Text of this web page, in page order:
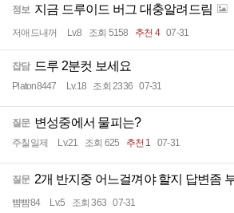
정보 지금 드루이드 버그 대충알려드림
저애드내꺼 Lv.8 조회 5158 추천 4 07-31
잡담 드루 2분컷 보세요
Platon8447 Lv.18 조회 2336 07-31
질문 변성중에서 물피는?
주칠일제 Lv.21 조회 625 추천 1 07-31
질문 2개 반지중 어느걸껴야 할지 답변좀
뺨뺨84 Lv.5 조회 363 07-31